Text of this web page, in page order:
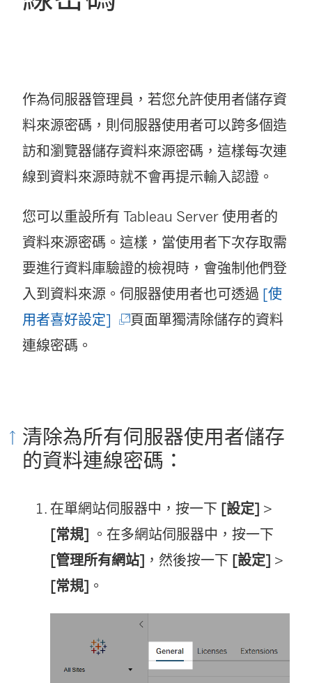
作為伺服器管理員，若您允許使用者儲存資
料來源密碼，則伺服器使用者可以跨多個造
訪和瀏覽器儲存資料來源密碼，這樣每次連
線到資料來源時就不會再提示輸入認證。
您可以重設所有 Tableau Server 使用者的
資料來源密碼。這樣，當使用者下次存取需
要進行資料庫驗證的檢視時，會強制他們登
入到資料來源。伺服器使用者也可透過 [使
用者喜好設定] (
視
窗
開
啟
)
頁面單獨清除儲存的資料
連線密碼。
清除為所有伺服器使用者儲存
的資料連線密碼：
在單網站伺服器中，按一下 [設定] >
[常規]
。在多網站伺服器中，按一下
[管理所有網站] ，然後按一下 [設定] >
[常規] 。